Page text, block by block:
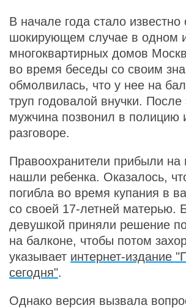
В начале года стало известно
шокирующем случае в одном
многоквартирных домов
во время беседы со своим
обмолвилась, что у нее на
труп годовалой внучки. После
мужчина позвонил в полицию
разговоре.
Правоохранители прибыли на
нашли ребенка. Оказалось,
погибла во время купания в
со своей 17-летней матерью.
девушкой приняли решение
на балконе, чтобы потом
указывает интернет-издание
сегодня".
Однако версия вызвала